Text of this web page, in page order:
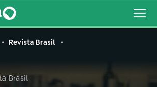
Revista Brasil
Brasil